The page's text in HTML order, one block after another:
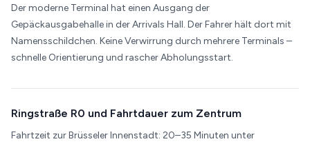
Der moderne Terminal hat einen Ausgang der
Gepäckausgabehalle in der Arrivals Hall. Der Fahrer hält dort mit
Namensschildchen. Keine Verwirrung durch mehrere Terminals –
schnelle Orientierung und rascher Abholungsstart.
Ringstraße R0 und Fahrtdauer zum Zentrum
Fahrtzeit zur Brüsseler Innenstadt: 20–35 Minuten unter